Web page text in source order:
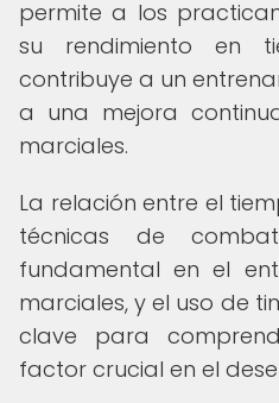
permite a los
su rendimiento en
contribuye a un
a una mejora
marciales.
La relación entre el
técnicas de
fundamental en el
marciales, y el uso de
clave para
factor crucial en el